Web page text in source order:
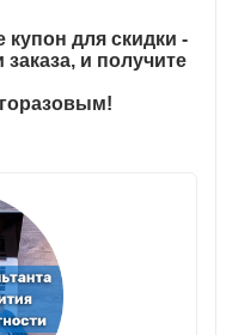
купон для скидки -
и получите